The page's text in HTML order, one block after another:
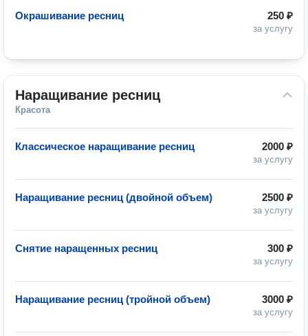
250 ₽
за услугу
Окрашивание ресниц
Наращивание ресниц
Красота
2000 ₽
за услугу
Классическое наращивание ресниц
2500 ₽
за услугу
Наращивание ресниц (двойной объем)
300 ₽
за услугу
Снятие наращенных ресниц
3000 ₽
за услугу
Наращивание ресниц (тройной объем)